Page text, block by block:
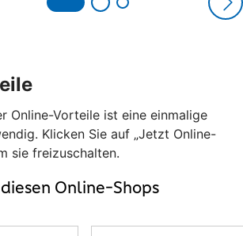
Online-Vorteile ist eine einmalige
Klicken Sie auf „Jetzt Online-
sie freizuschalten.